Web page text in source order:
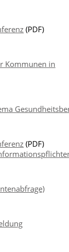
(PDF)
Kommunen in
(PDF)